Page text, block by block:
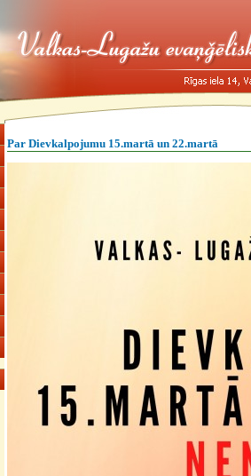
Par Dievkalpojumu 15.martā un 22.martā